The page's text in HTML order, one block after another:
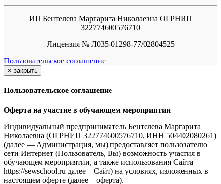
ИП Бентелева Маргарита Николаевна ОГРНИП
322774600576710
Лицензия № Л035-01298-77/02804525
Пользовательское соглашение
× закрыть
Пользовательское соглашение
Оферта на участие в обучающем мероприятии
Индивидуальный предприниматель Бентелева Маргарита
Николаевна (ОГРНИП 322774600576710, ИНН 504402080261)
(далее — Администрация, мы) предоставляет пользователю
сети Интернет (Пользователь, Вы) возможность участия в
обучающем мероприятии, а также использования Сайта
https://sewschool.ru далее – Сайт) на условиях, изложенных в
настоящем оферте (далее – оферта).